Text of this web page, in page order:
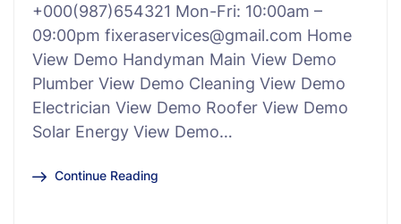
+000(987)654321 Mon-Fri: 10:00am –
09:00pm fixeraservices@gmail.com Home
View Demo Handyman Main View Demo
Plumber View Demo Cleaning View Demo
Electrician View Demo Roofer View Demo
Solar Energy View Demo…
Continue Reading